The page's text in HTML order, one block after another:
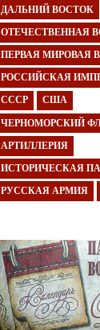
ДАЛЬНИЙ ВОСТОК
ОТЕЧЕСТВЕННАЯ
ПЕРВАЯ МИРОВАЯ
РОССИЙСКАЯ
СССР США
ЧЕРНОМОРСКИЙ
АРТИЛЛЕРИЯ
ИСТОРИЧЕСКАЯ
РУССКАЯ АРМИЯ